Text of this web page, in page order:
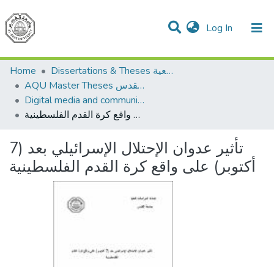
Log In (current)
Communities & Collections
All of DSpace
Home
Dissertations & Theses الرسائل الجامعية
AQU Master Theses الرسائل الجامعية الخاصة بجامعة القدس
Digital media and communications الإعلام الرقمي والاتصالات
تأثير عدوان الإحتلال الإسرائيلي بعد (7 أكتوبر) على واقع كرة القدم الفلسطينية
تأثير عدوان الإحتلال الإسرائيلي بعد (7
أكتوبر) على واقع كرة القدم الفلسطينية